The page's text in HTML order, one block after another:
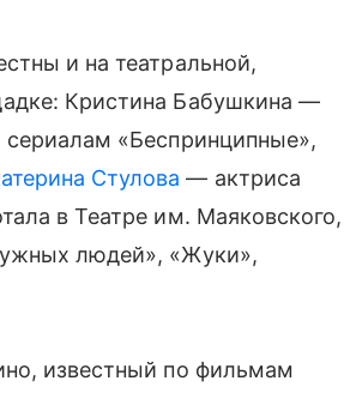
и на театральной,
Кристина Бабушкина —
«Беспринципные»,
Стулова — актриса
в Театре им. Маяковского,
людей», «Жуки»,
известный по фильмам